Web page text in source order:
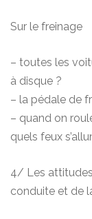
Sur le freinage
– toutes les
à disque ?
– la pédale de
– quand on
quels feux
4/ Les attitudes
conduite et de